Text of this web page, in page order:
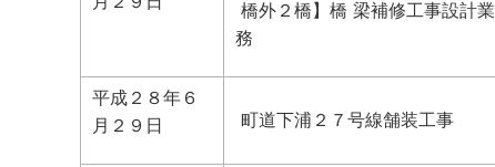
橋外２橋】橋 梁補修工事設計業
務
平成２８年６
月２９日
町道下浦２７号線舗装工事